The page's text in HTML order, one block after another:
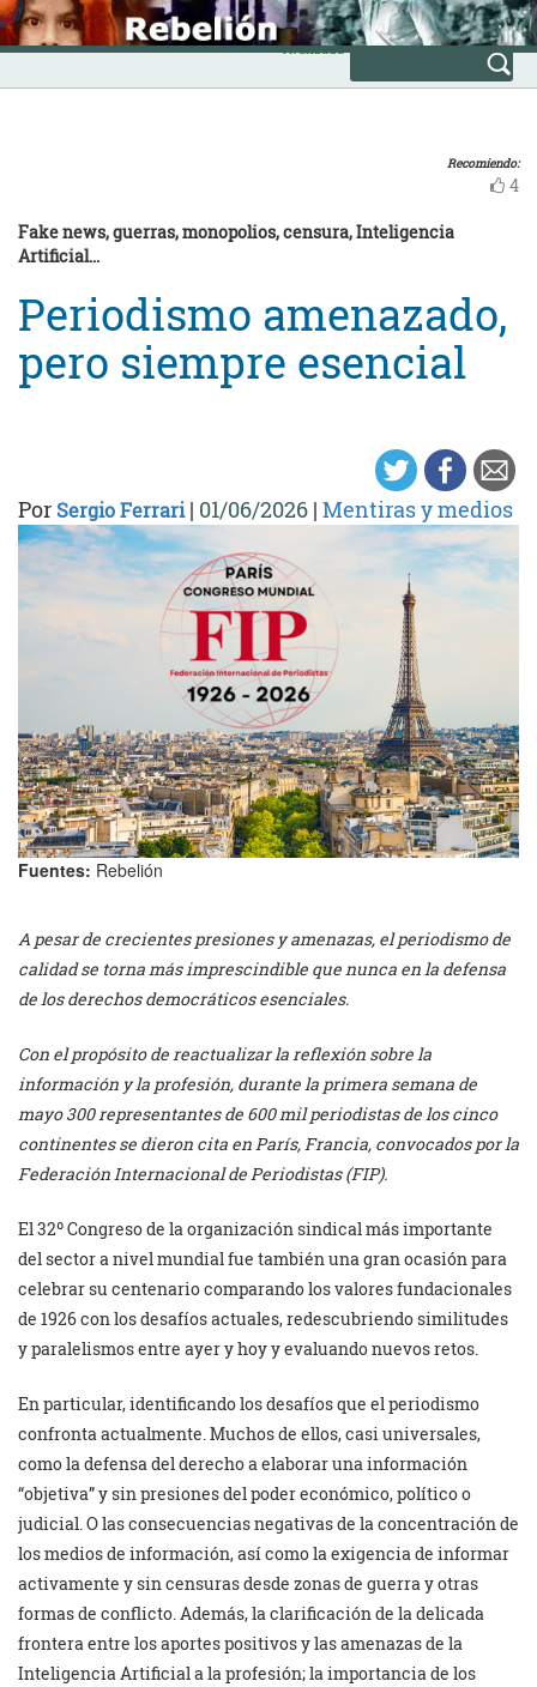
Skip
to
content
INICIO
Avanzada
Recomiendo:
4
Fake news, guerras, monopolios, censura, Inteligencia
Artificial...
Periodismo amenazado,
pero siempre esencial
Por Sergio Ferrari| 01/06/2026 | Mentiras y medios
Fuentes: Rebelión
A pesar de crecientes presiones y amenazas, el periodismo de
calidad se torna más imprescindible que nunca en la defensa
de los derechos democráticos esenciales.
Con el propósito de reactualizar la reflexión sobre la
información y la profesión, durante la primera semana de
mayo 300 representantes de 600 mil periodistas de los cinco
continentes se dieron cita en París, Francia, convocados por la
Federación Internacional de Periodistas (FIP).
El 32º Congreso de la organización sindical más importante
del sector a nivel mundial fue también una gran ocasión para
celebrar su centenario comparando los valores fundacionales
de 1926 con los desafíos actuales, redescubriendo similitudes
y paralelismos entre ayer y hoy y evaluando nuevos retos.
En particular, identificando los desafíos que el periodismo
confronta actualmente. Muchos de ellos, casi universales,
como la defensa del derecho a elaborar una información
“objetiva” y sin presiones del poder económico, político o
judicial. O las consecuencias negativas de la concentración de
los medios de información, así como la exigencia de informar
activamente y sin censuras desde zonas de guerra y otras
formas de conflicto. Además, la clarificación de la delicada
frontera entre los aportes positivos y las amenazas de la
Inteligencia Artificial a la profesión; la importancia de los